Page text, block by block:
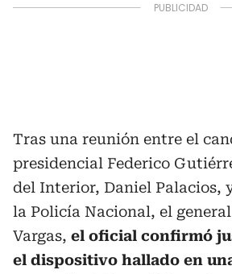
Tras una reunión entre el
presidencial Federico
del Interior, Daniel Palacios,
la Policía Nacional, el
Vargas, el oficial confirmó
el dispositivo hallado en